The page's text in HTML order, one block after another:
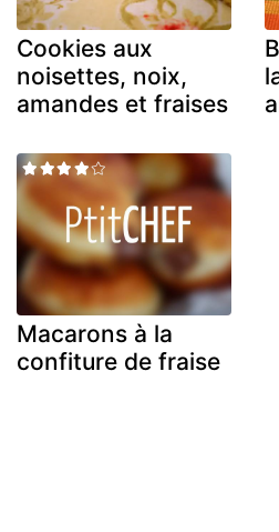
Cookies aux
noisettes, noix,
amandes et fraises
Macarons à la
confiture de fraise